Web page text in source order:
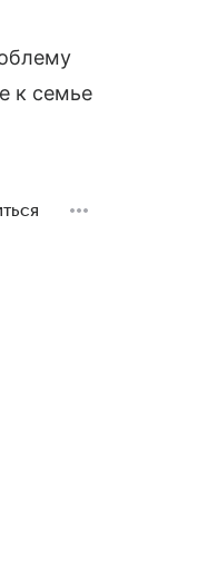
к семье